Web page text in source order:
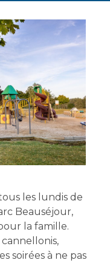
les lundis de
Beauséjour,
la famille.
soirées à ne pas